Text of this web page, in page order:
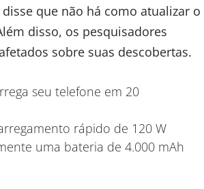
que não há como atualizar o
disso, os pesquisadores
sobre suas descobertas.
seu telefone em 20
rápido de 120 W
uma bateria de 4.000 mAh